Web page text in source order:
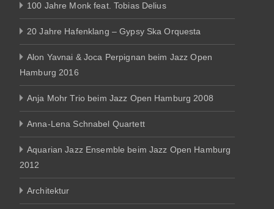
100 Jahre Monk feat. Tobias Delius
20 Jahre Hafenklang – Gypsy Ska Orquesta
Alon Yavnai & Joca Perpignan beim Jazz Open
Hamburg 2016
Anja Mohr Trio beim Jazz Open Hamburg 2008
Anna-Lena Schnabel Quartett
Aquarian Jazz Ensemble beim Jazz Open Hamburg
2012
Architektur